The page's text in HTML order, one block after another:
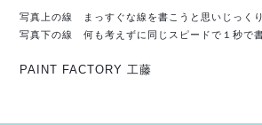
写真上の線 まっすぐな線を書こうと思いじっく
写真下の線 何も考えずに同じスピードで１秒で
PAINT FACTORY 工藤